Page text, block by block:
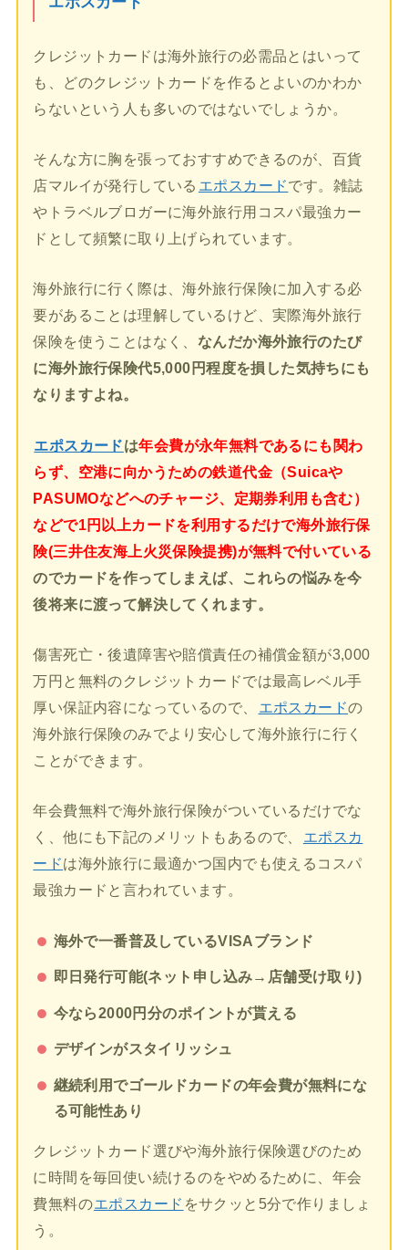
クレジットカードは海外旅行の必需品とはいって
も、どのクレジットカードを作るとよいのかわか
らないという人も多いのではないでしょうか。
そんな方に胸を張っておすすめできるのが、百貨
店マルイが発行している エポスカードです。雑誌
やトラベルブロガーに海外旅行用コスパ最強カー
ドとして頻繁に取り上げられています。
海外旅行に行く際は、海外旅行保険に加入する必
要があることは理解しているけど、実際海外旅行
保険を使うことはなく、 なんだか海外旅行のたび
に海外旅行保険代5,000円程度を損した気持ちにも
なりますよね。
エポスカードは年会費が永年無料であるにも関わ
らず、空港に向かうための鉄道代金（Suicaや
PASUMOなどへのチャージ、定期券利用も含む）
などで1円以上カードを利用するだけで海外旅行保
険(三井住友海上火災保険提携)が無料で付いている
のでカードを作ってしまえば、これらの悩みを今
後将来に渡って解決してくれます。
傷害死亡・後遺障害や賠償責任の補償金額が3,000
万円と無料のクレジットカードでは最高レベル手
厚い保証内容になっているので、
エポスカードの
海外旅行保険のみでより安心して海外旅行に行く
ことができます。
年会費無料で海外旅行保険がついているだけでな
く、他にも下記のメリットもあるので、
エポスカ
ードは海外旅行に最適かつ国内でも使えるコスパ
最強カードと言われています。
海外で一番普及しているVISAブランド
即日発行可能(ネット申し込み→店舗受け取り)
今なら2000円分のポイントが貰える
デザインがスタイリッシュ
継続利用でゴールドカードの年会費が無料にな
る可能性あり
クレジットカード選びや海外旅行保険選びのため
に時間を毎回使い続けるのをやめるために、年会
費無料のエポスカード をサクッと5分で作りましょ
う。